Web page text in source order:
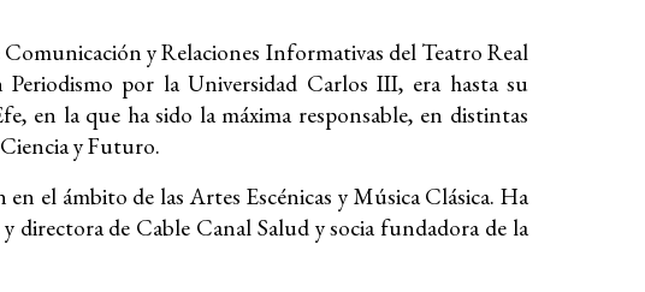
y Relaciones Informativas del Teatro Real
por la Universidad Carlos III, era hasta su
en la que ha sido la máxima responsable, en distintas
y Futuro.
el ámbito de las Artes Escénicas y Música Clásica. Ha
directora de Cable Canal Salud y socia fundadora de la